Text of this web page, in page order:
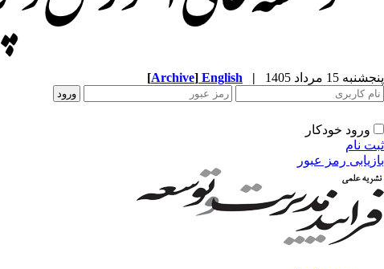
پنجشنبه 15 مرداد 1405 |
English
[Archive]
ورود خودکار
ثبت نام
بازیابی رمز عبور